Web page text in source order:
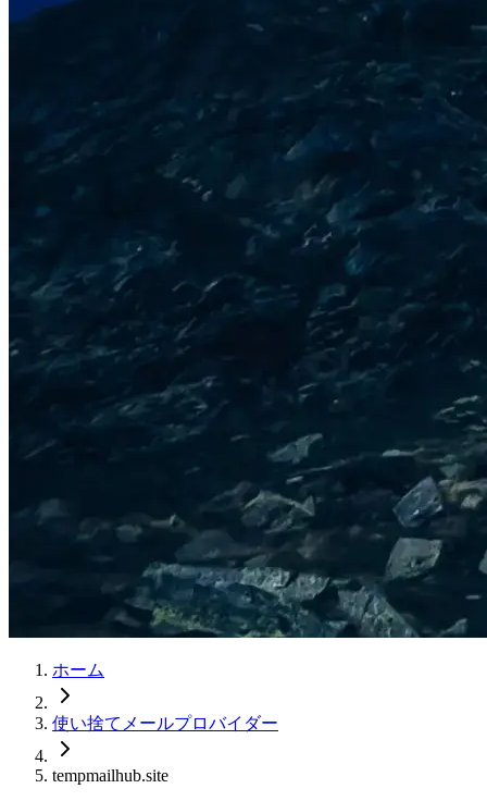
ホーム
使い捨てメールプロバイダー
tempmailhub.site